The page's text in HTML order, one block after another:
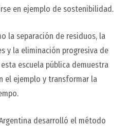
en ejemplo de sostenibilidad.
la separación de residuos, la
y la eliminación progresiva de
escuela pública demuestra
el ejemplo y transformar la
desarrolló el método